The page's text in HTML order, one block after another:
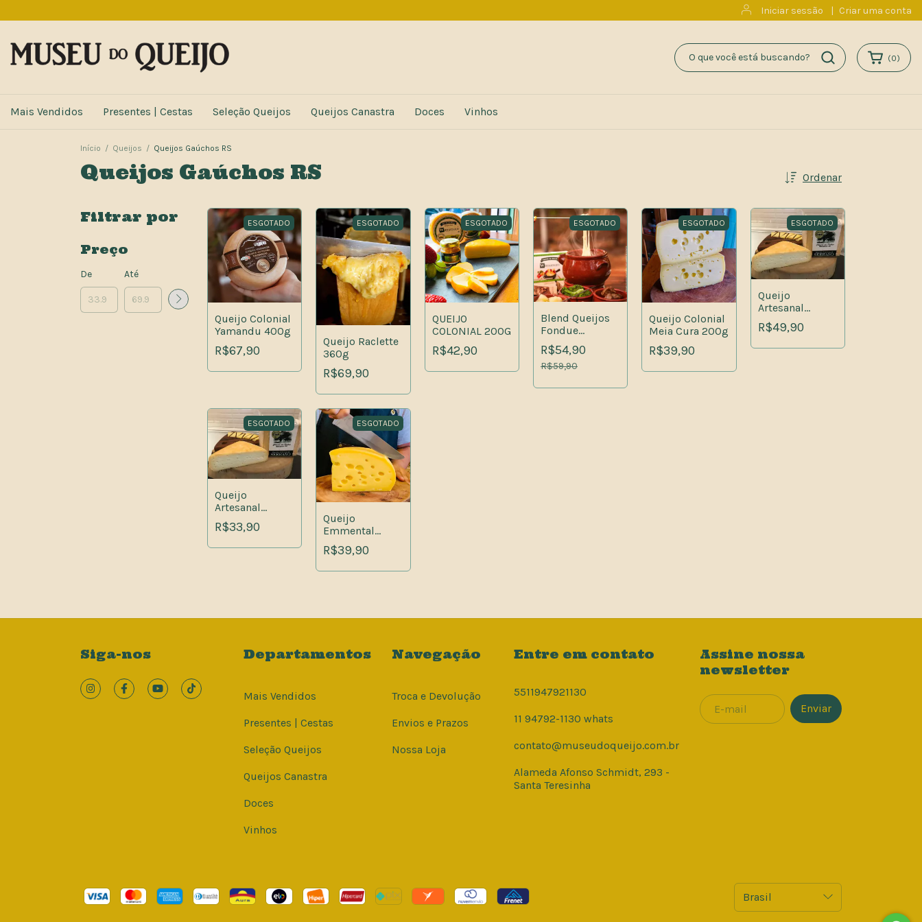
Iniciar sessão | Criar uma conta
(0)
Mais Vendidos Presentes | Cestas Seleção Queijos Queijos Canastra Doces Vinhos
Início / Queijos / Queijos Gaúchos RS
Queijos Gaúchos RS Ordenar
Filtrar por
Preço
De Até
ESGOTADO
Queijo Colonial
Yamandu 400g
R$67,90
ESGOTADO
Queijo Raclette
360g
R$69,90
ESGOTADO
QUEIJO
COLONIAL 200G
R$42,90
ESGOTADO
Blend Queijos
Fondue
Witmarsum
250G
R$54,90
R$59,90
ESGOTADO
Queijo Colonial
Meia Cura 200g
R$39,90
ESGOTADO
Queijo
Artesanal
Serrano 200g
R$49,90
ESGOTADO
Queijo
Artesanal
Serrano 200g
R$33,90
ESGOTADO
Queijo
Emmental
250G
R$39,90
Siga-nos Departamentos
Mais Vendidos
Presentes | Cestas
Seleção Queijos
Queijos Canastra
Doces
Vinhos
Navegação
Troca e Devolução
Envios e Prazos
Nossa Loja
Entre em contato
5511947921130
11 94792-1130 whats
contato@museudoqueijo.com.br
Alameda Afonso Schmidt, 293 -
Santa Teresinha
Assine nossa
newsletter